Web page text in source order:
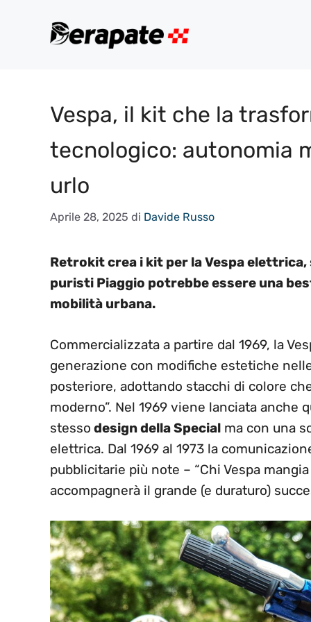
Vespa, il kit che la
tecnologico: autonomia
urlo
Aprile 28, 2025 di Davide Russo
Retrokit crea i kit per la Vespa
puristi Piaggio potrebbe essere una
mobilità urbana.
Commercializzata a partire dal 1969, la
generazione con modifiche estetiche
posteriore, adottando stacchi di colore
moderno”. Nel 1969 viene lanciata anche
stesso design della Special ma con una
elettrica. Dal 1969 al 1973 la
pubblicitarie più note – “Chi Vespa
accompagnerà il grande (e duraturo)